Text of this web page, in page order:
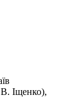
Іщенко),